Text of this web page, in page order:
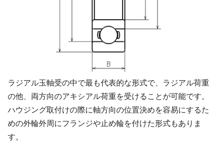
ラジアル玉軸受の中で最も代表的な形式で、ラジアル荷重
の他、両方向のアキシアル荷重を受けることが可能です。
ハウジング取付けの際に軸方向の位置決めを容易にするた
めの外輪外周にフランジや止め輪を付けた形式もありま
す。